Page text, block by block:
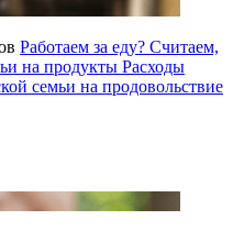
Работаем за еду? Считаем,
на продукты Расходы
семьи на продовольствие